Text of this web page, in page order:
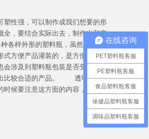
塑性强，可以制作成我们想要的形
全，要结合实际出去，制作出和产
各样外形的塑料瓶，虽然说是各
式方便产品灌装的，是方便产品进
会涉及到塑料瓶包装是否受到消费
出比较合适的产品。 透明塑料瓶
候要注意这方面的内容，不能一
在线咨询
PET塑料瓶客服
PE塑料瓶客服
食品塑料瓶客服
保健品塑料瓶客服
调味品塑料瓶客服